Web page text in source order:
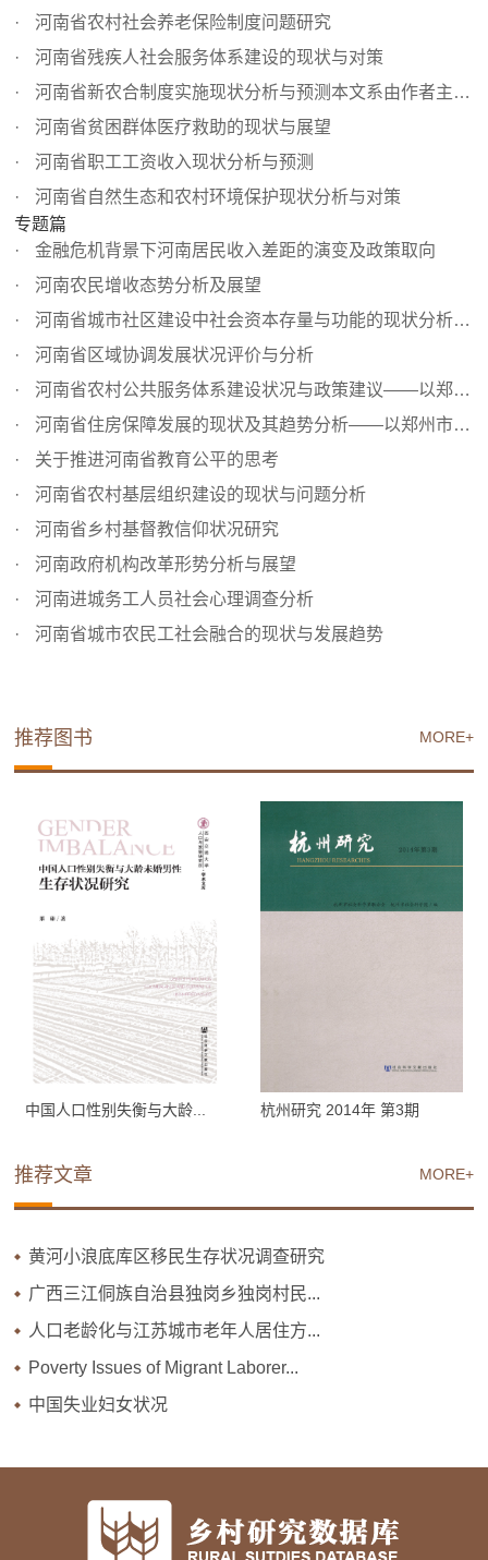
河南省农村社会养老保险制度问题研究
河南省残疾人社会服务体系建设的现状与对策
河南省新农合制度实施现状分析与预测本文系由作者主持的郑...
河南省贫困群体医疗救助的现状与展望
河南省职工工资收入现状分析与预测
河南省自然生态和农村环境保护现状分析与对策
专题篇
金融危机背景下河南居民收入差距的演变及政策取向
河南农民增收态势分析及展望
河南省城市社区建设中社会资本存量与功能的现状分析与预测
河南省区域协调发展状况评价与分析
河南省农村公共服务体系建设状况与政策建议——以郑州市为例
河南省住房保障发展的现状及其趋势分析——以郑州市调查为例
关于推进河南省教育公平的思考
河南省农村基层组织建设的现状与问题分析
河南省乡村基督教信仰状况研究
河南政府机构改革形势分析与展望
河南进城务工人员社会心理调查分析
河南省城市农民工社会融合的现状与发展趋势
MORE+
推荐图书
中国人口性别失衡与大龄... 杭州研究 2014年 第3期
MORE+
推荐文章
黄河小浪底库区移民生存状况调查研究
广西三江侗族自治县独岗乡独岗村民...
人口老龄化与江苏城市老年人居住方...
Poverty Issues of Migrant Laborer...
中国失业妇女状况